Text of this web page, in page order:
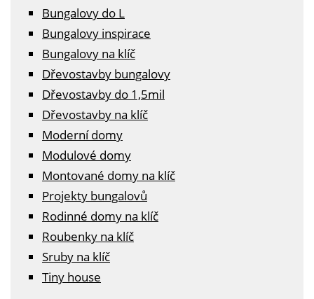
Bungalovy do L
Bungalovy inspirace
Bungalovy na klíč
Dřevostavby bungalovy
Dřevostavby do 1,5mil
Dřevostavby na klíč
Moderní domy
Modulové domy
Montované domy na klíč
Projekty bungalovů
Rodinné domy na klíč
Roubenky na klíč
Sruby na klíč
Tiny house